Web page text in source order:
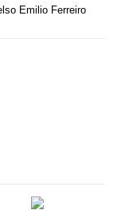
Emilio Ferreiro